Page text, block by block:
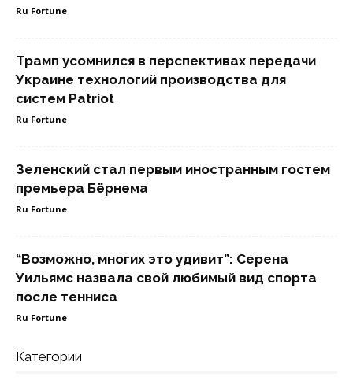
Ru Fortune
Трамп усомнился в перспективах передачи
Украине технологий производства для
систем Patriot
Ru Fortune
Зеленский стал первым иностранным гостем
премьера Бёрнема
Ru Fortune
“Возможно, многих это удивит”: Серена
Уильямс назвала свой любимый вид спорта
после тенниса
Ru Fortune
Категории